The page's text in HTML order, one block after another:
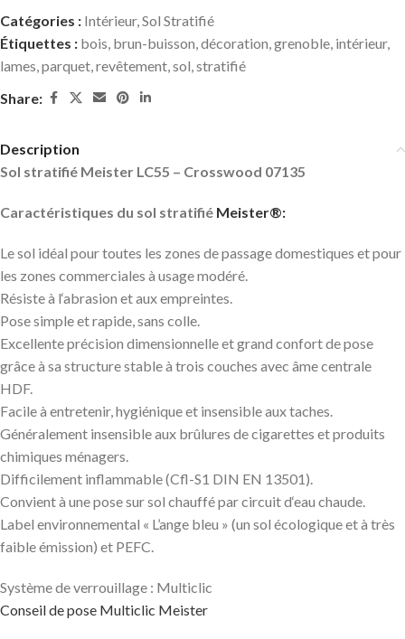
Catégories : Intérieur,Sol Stratifié
Étiquettes : bois, brun-buisson,décoration,grenoble, intérieur,
lames,parquet,revêtement,sol,stratifié
Share:
Description
Sol stratifié Meister LC55 – Crosswood 07135
Caractéristiques du sol stratifié Meister®:
Le sol idéal pour toutes les zones de passage domestiques et pour
les zones commerciales à usage modéré.
Résiste à l‘abrasion et aux empreintes.
Pose simple et rapide, sans colle.
Excellente précision dimensionnelle et grand confort de pose
grâce à sa structure stable à trois couches avec âme centrale
HDF.
Facile à entretenir, hygiénique et insensible aux taches.
Généralement insensible aux brûlures de cigarettes et produits
chimiques ménagers.
Difficilement inflammable (Cfl-S1 DIN EN 13501).
Convient à une pose sur sol chauffé par circuit d‘eau chaude.
Label environnemental « L’ange bleu » (un sol écologique et à très
faible émission) et PEFC.
Système de verrouillage : Multiclic
Conseil de pose Multiclic Meister